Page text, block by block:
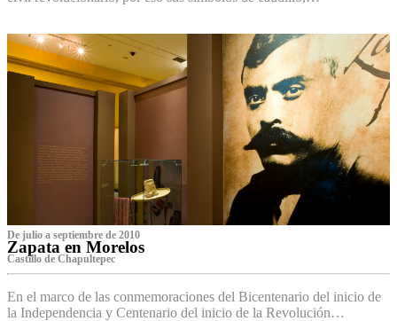
De julio a septiembre de 2010
Zapata en Morelos
Castillo de Chapultepec
En el marco de las conmemoraciones del Bicentenario del inicio de
la Independencia y Centenario del inicio de la Revolución…